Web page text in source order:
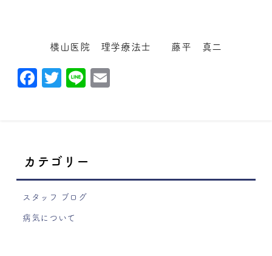
横山医院 理学療法士 藤平 真二
Facebook
Twitter
Line
カテゴリー
スタッフ ブログ
病気について